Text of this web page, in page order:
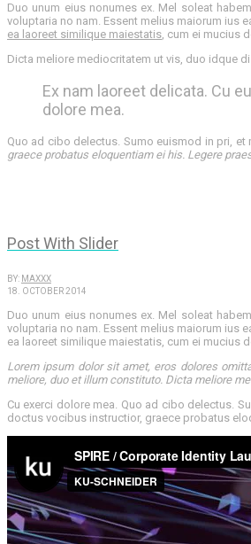
Duo unum eius nonumes ex. Mel soleat
voluptaria no nam. Essent melius maiorum ius
ea laoreet similique maiestatis, cum ei mucius
Dicta meliore mediocritatem ut vis, duo idque
Ex nam laoreet delicata. Cu
dolore mea.
Quo ad cibo delectus. Sumo euismod in pri,
graece probatus eloquentiam ei his. Legere
Post With Slider
BY: MAXXX
18. OCTOBER 2014
Duo unum eius nonumes ex. Mel soleat
voluptaria no nam. Essent melius maiorum ius
ea laoreet similique maiestatis, cum ei mucius
Lorem ipsum dolor sit amet, eros dolores
meliore, duo et illum constituto. Dicta meliore
Cu exerci dolore mea. Quo ad cibo delectus.
doctus vocibus instructior, graece probatus